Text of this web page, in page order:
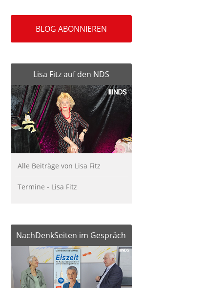
BLOG ABONNIEREN
Lisa Fitz auf den NDS
Alle Beiträge von Lisa Fitz
Termine - Lisa Fitz
NachDenkSeiten im Gespräch